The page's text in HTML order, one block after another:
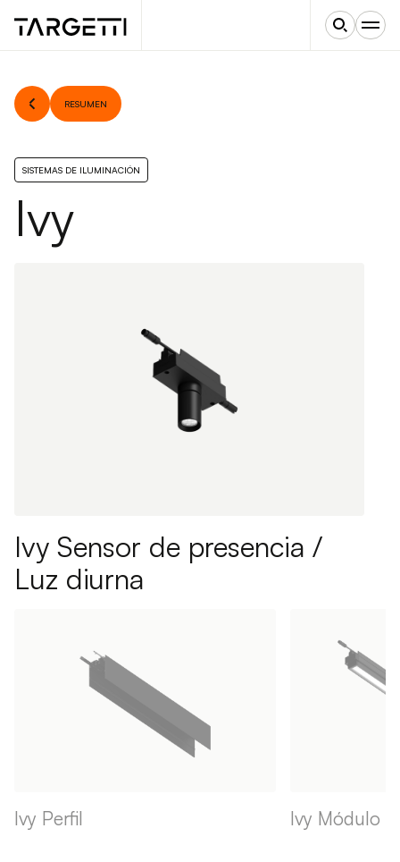
RESUMEN
SISTEMAS DE ILUMINACIÓN
Ivy
Ivy Sensor de presencia /
Luz diurna
Ivy Perfil Ivy Módulo